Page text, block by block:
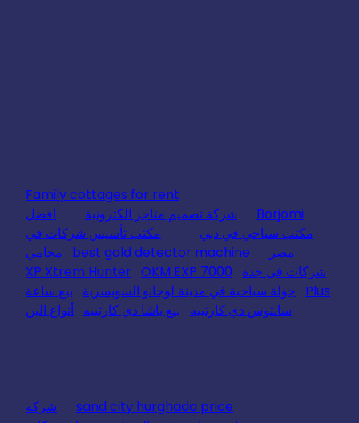
Family cottages for rent
Borjomi
شركة تصميم متاجر الكترونية
افضل
مكتب سياحي في دبي
مكتب تأسيس شركات في
مصر
best gold detector machine
محامي
شركات في جدة
XP Xtrem Hunter OKM EXP 7000
Plus
جولة سياحية في مدينة لوجانو السويسرية
بيع ساعة
سانتوس دي كارتييه
بيع باشا دي كارتييه أنواع البن
sand city hurghada price
شركة